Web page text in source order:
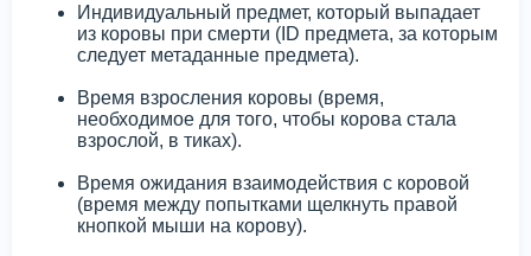
Индивидуальный предмет, который выпадает
из коровы при смерти (ID предмета, за которым
следует метаданные предмета).
Время взросления коровы (время,
необходимое для того, чтобы корова стала
взрослой, в тиках).
Время ожидания взаимодействия с коровой
(время между попытками щелкнуть правой
кнопкой мыши на корову).